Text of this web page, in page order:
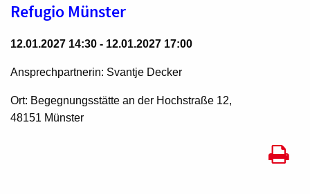
Refugio Münster
12.01.2027 14:30 - 12.01.2027 17:00
Ansprechpartnerin: Svantje Decker
Ort: Begegnungsstätte an der Hochstraße 12,
48151 Münster